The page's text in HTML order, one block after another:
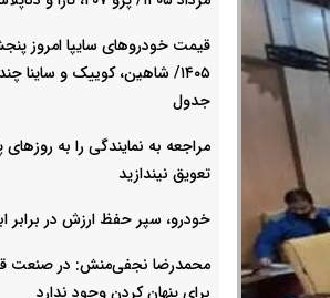
۱۴۰۵/ شاهین، کوییک و ساینا
جدول
مراجعه به نمایندگی را به روزهای
تعویق نیندازید
خودرو، سپر حفظ ارزش در برابر
محمدرضا نجفی‌منش: در صنعت
برای پنهان کردن وجود ندارد